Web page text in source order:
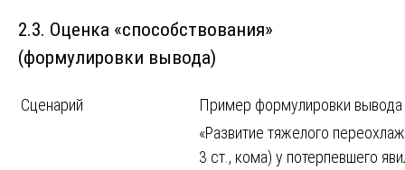
2.3. Оценка «способствования»
(формулировки вывода)
Сценарий Пример формулировки вывода
«Развитие тяжелого
3 ст., кома) у потерпевшего